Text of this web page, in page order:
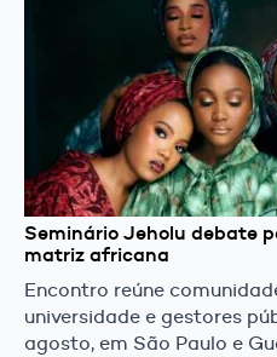
Seminário Jeholu debate
matriz africana
Encontro reúne
universidade e gestores
agosto, em São Paulo e